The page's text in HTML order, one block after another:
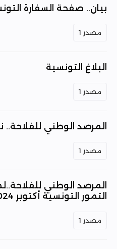
بيان.. صفحة السفارة
مصدر 1
البلاغ التونسية
مصدر 1
المرصد الوطني للفلاحة..
مصدر 1
المرصد الوطني
التمور التونسية أكتوبر 2024 – أغسطس 2025
مصدر 1